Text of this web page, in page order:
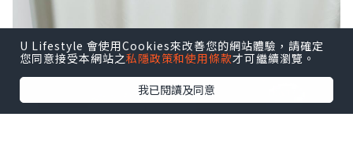
U Lifestyle 會使用Cookies來改善您的網站體驗，請確定
您同意接受本網站之私隱政策和使用條款才可繼續瀏覽。
我已閱讀及同意